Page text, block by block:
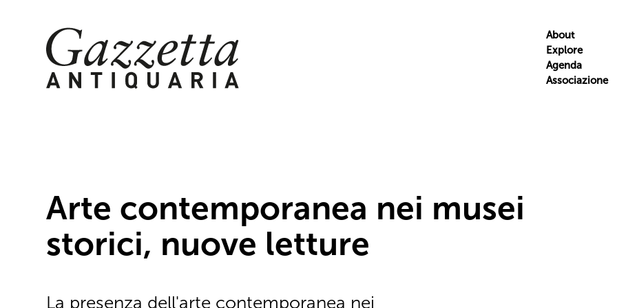
Skip
to
content
About
Explore
Agenda
Associazione
Arte contemporanea nei musei
storici, nuove letture
La presenza dell'arte contemporanea nei